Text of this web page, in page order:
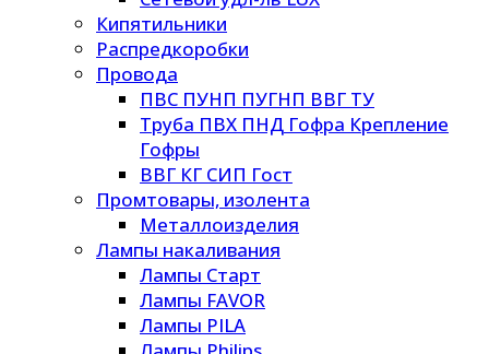
Кипятильники
Распредкоробки
Провода
ПВС ПУНП ПУГНП ВВГ ТУ
Труба ПВХ ПНД Гофра Крепление
Гофры
ВВГ КГ СИП Гост
Промтовары, изолента
Металлоизделия
Лампы накаливания
Лампы Старт
Лампы FAVOR
Лампы PILA